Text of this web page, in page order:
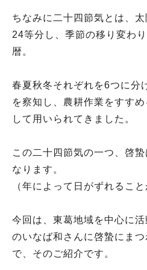
ちなみに二十四節気とは、
24等分し、季節の移り変わ
暦。
春夏秋冬それぞれを6つに分
を察知し、農耕作業をすす
して用いられてきました。
この二十四節気の一つ、啓
なります。
（年によって日がずれること
今回は、東葛地域を中心に
のいなば和さんに啓蟄にま
で、そのご紹介です。